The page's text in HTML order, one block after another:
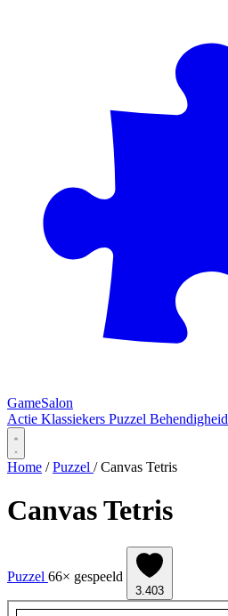
GameSalon
Actie Klassiekers Puzzel Behendigheid
Home / Puzzel / Canvas Tetris
Canvas Tetris
Puzzel 66× gespeeld
3.403